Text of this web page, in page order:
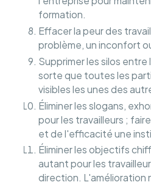
formation.
Effacer la peur des
problème, un inconfort
Supprimer les silos entre
sorte que toutes les
visibles les unes des
Éliminer les slogans,
pour les travailleurs ;
et de l'efficacité une
Éliminer les objectifs
autant pour les
direction. L'amélioration